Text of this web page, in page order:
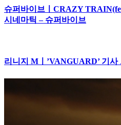
슈퍼바이브ㅣCRAZY
시네마틱 – 슈퍼바이브
리니지 Mㅣ’VANGUARD’ 기사